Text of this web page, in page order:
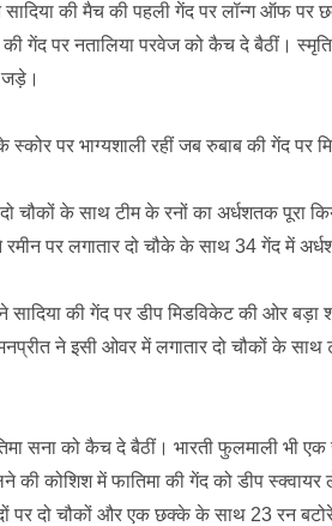
की मैच की पहली गेंद पर लॉन्ग ऑफ
गेंद पर नतालिया परवेज को कैच दे बैठीं।
जड़े।
पर भाग्यशाली रहीं जब रुबाब की गेंद पर
चौकों के साथ टीम के रनों का अर्धशतक पूरा
पर लगातार दो चौके के साथ 34 गेंद में
सादिया की गेंद पर डीप मिडविकेट की ओर
ने इसी ओवर में लगातार दो चौकों के साथ
सना को कैच दे बैठीं। भारती फुलमाली भी एक
की कोशिश में फातिमा की गेंद को डीप स्क्वायर
पर दो चौकों और एक छक्के के साथ 23 रन